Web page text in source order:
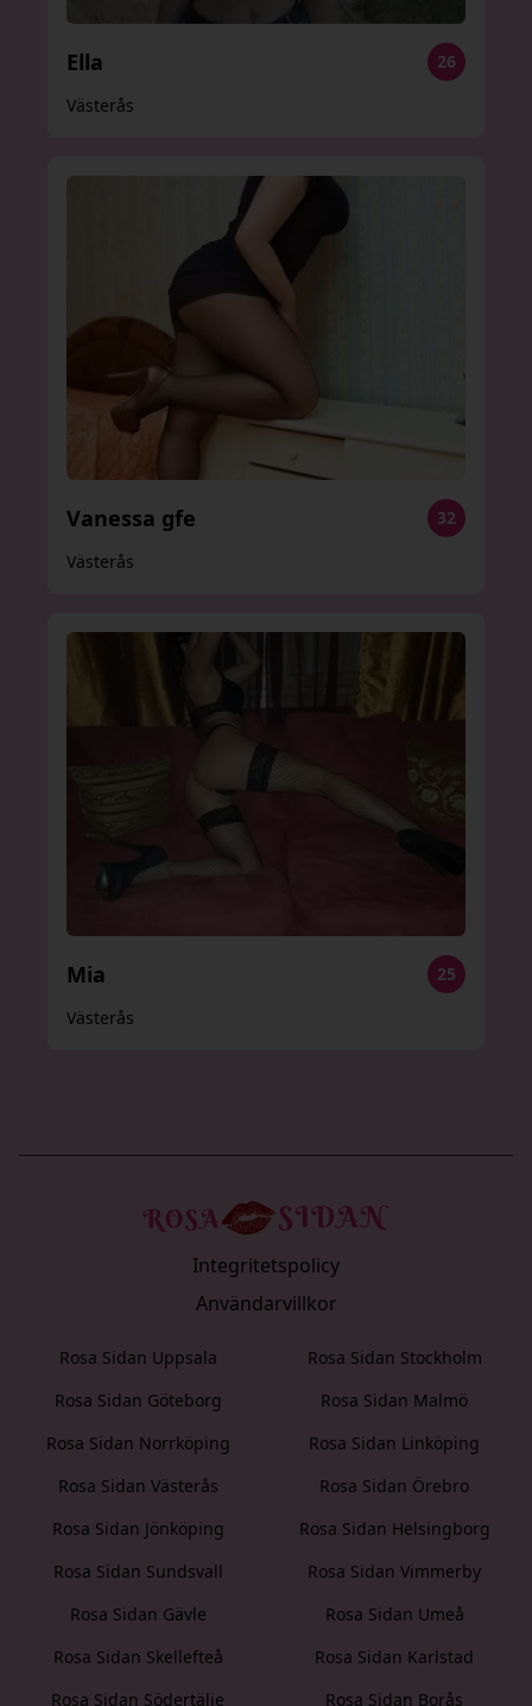
Ella
26
Västerås
Vanessa gfe
32
Västerås
Mia
25
Västerås
Integritetspolicy
Användarvillkor
Rosa Sidan Uppsala
Rosa Sidan Stockholm
Rosa Sidan Göteborg
Rosa Sidan Malmö
Rosa Sidan Norrköping
Rosa Sidan Linköping
Rosa Sidan Västerås
Rosa Sidan Örebro
Rosa Sidan Jönköping
Rosa Sidan Helsingborg
Rosa Sidan Sundsvall
Rosa Sidan Vimmerby
Rosa Sidan Gävle
Rosa Sidan Umeå
Rosa Sidan Skellefteå
Rosa Sidan Karlstad
Rosa Sidan Södertälje
Rosa Sidan Borås